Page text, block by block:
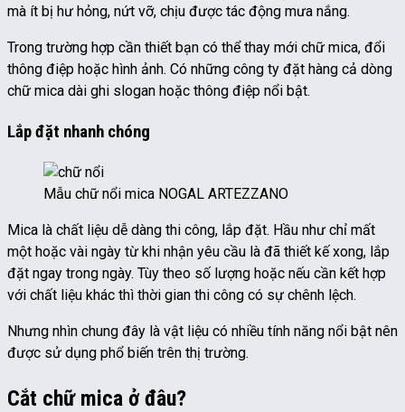
mà ít bị hư hỏng, nứt vỡ, chịu được tác động mưa nắng.
Trong trường hợp cần thiết bạn có thể thay mới chữ mica, đổi
thông điệp hoặc hình ảnh. Có những công ty đặt hàng cả dòng
chữ mica dài ghi slogan hoặc thông điệp nổi bật.
Lắp đặt nhanh chóng
Mẫu chữ nổi mica NOGAL ARTEZZANO
Mica là chất liệu dễ dàng thi công, lắp đặt. Hầu như chỉ mất
một hoặc vài ngày từ khi nhận yêu cầu là đã thiết kế xong, lắp
đặt ngay trong ngày. Tùy theo số lượng hoặc nếu cần kết hợp
với chất liệu khác thì thời gian thi công có sự chênh lệch.
Nhưng nhìn chung đây là vật liệu có nhiều tính năng nổi bật nên
được sử dụng phổ biến trên thị trường.
Cắt chữ mica ở đâu?